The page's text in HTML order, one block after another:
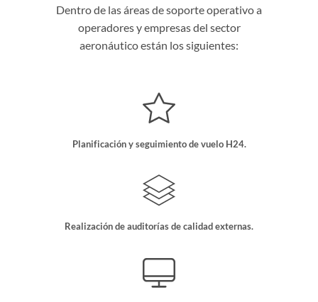
Dentro de las áreas de soporte operativo a
operadores y empresas del sector
aeronáutico están los siguientes:
Planificación y seguimiento de vuelo H24.
Realización de auditorías de calidad externas.